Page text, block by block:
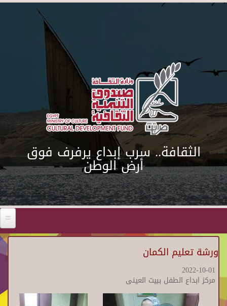
Skip to main content
الثقافة.. سرب إبداع يرفرف فوق
أرض الوطن
ورشة تعليم الكمان
2022-10-01
مركز ابداع الطفل ببيت العينى